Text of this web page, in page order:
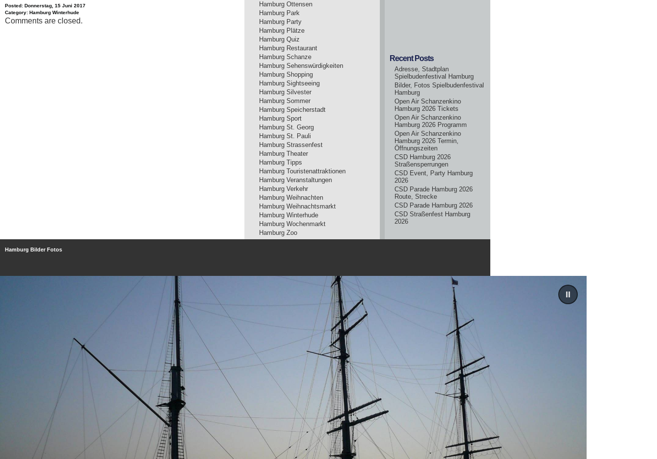
Posted: Donnerstag, 15 Juni 2017
Category: Hamburg Winterhude
Comments are closed.
Hamburg Ottensen
Hamburg Park
Hamburg Party
Hamburg Plätze
Hamburg Quiz
Hamburg Restaurant
Hamburg Schanze
Hamburg Sehenswürdigkeiten
Hamburg Shopping
Hamburg Sightseeing
Hamburg Silvester
Hamburg Sommer
Hamburg Speicherstadt
Hamburg Sport
Hamburg St. Georg
Hamburg St. Pauli
Hamburg Strassenfest
Hamburg Theater
Hamburg Tipps
Hamburg Touristenattraktionen
Hamburg Veranstaltungen
Hamburg Verkehr
Hamburg Weihnachten
Hamburg Weihnachtsmarkt
Hamburg Winterhude
Hamburg Wochenmarkt
Hamburg Zoo
Recent Posts
Adresse, Stadtplan
Spielbudenfestival Hamburg
Bilder, Fotos Spielbudenfestival
Hamburg
Open Air Schanzenkino
Hamburg 2026 Tickets
Open Air Schanzenkino
Hamburg 2026 Programm
Open Air Schanzenkino
Hamburg 2026 Termin,
Öffnungszeiten
CSD Hamburg 2026
Straßensperrungen
CSD Event, Party Hamburg
2026
CSD Parade Hamburg 2026
Route, Strecke
CSD Parade Hamburg 2026
CSD Straßenfest Hamburg
2026
Hamburg Bilder Fotos